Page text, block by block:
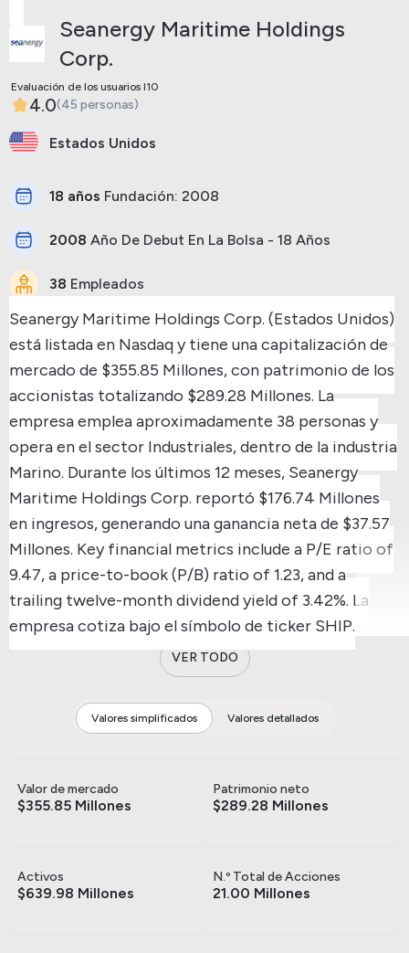
Seanergy Maritime Holdings
Corp.
Evaluación de los usuarios I10
4.0(45 personas)
Estados Unidos
18 años Fundación: 2008
2008 Año De Debut En La Bolsa - 18 Años
38 Empleados
Seanergy Maritime Holdings Corp. (Estados Unidos)
está listada en Nasdaq y tiene una capitalización de
mercado de $355.85 Millones, con patrimonio de los
accionistas totalizando $289.28 Millones. La
empresa emplea aproximadamente 38 personas y
opera en el sector Industriales, dentro de la industria
Marino. Durante los últimos 12 meses, Seanergy
Maritime Holdings Corp. reportó $176.74 Millones
en ingresos, generando una ganancia neta de $37.57
Millones. Key financial metrics include a P/E ratio of
9.47, a price-to-book (P/B) ratio of 1.23, and a
trailing twelve-month dividend yield of 3.42%. La
empresa cotiza bajo el símbolo de ticker SHIP.
VER TODO
Valores simplificados Valores detallados
Valor de mercado
$355.85 Millones
Patrimonio neto
$289.28 Millones
Activos
$639.98 Millones
N.º Total de Acciones
21.00 Millones